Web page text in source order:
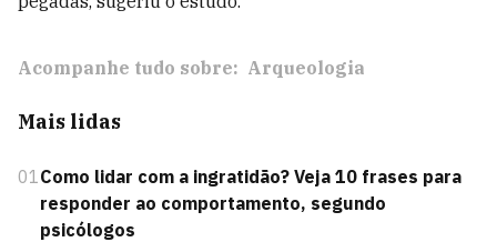
Acompanhe tudo sobre: Arqueologia
Mais lidas
01Como lidar com a ingratidão? Veja 10 frases para
responder ao comportamento, segundo
psicólogos